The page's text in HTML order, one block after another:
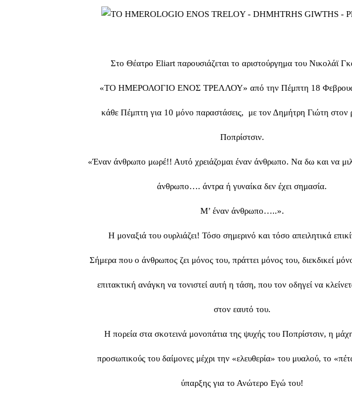
Στο Θέατρο Eliart παρουσιάζεται το αριστούργημα του Νικολάϊ
«ΤΟ ΗΜΕΡΟΛΟΓΙΟ ΕΝΟΣ ΤΡΕΛΛΟΥ» από την Πέμπτη 18
κάθε Πέμπτη για 10 μόνο παραστάσεις, με τον Δημήτρη Γιώτη στον
Ποπρίστσιν.
«Έναν άνθρωπο μωρέ!! Αυτό χρειάζομαι έναν άνθρωπο. Να δω και να
άνθρωπο…. άντρα ή γυναίκα δεν έχει σημασία.
Μ’ έναν άνθρωπο…..».
Η μοναξιά του ουρλιάζει! Τόσο σημερινό και τόσο απειλητικά
Σήμερα που ο άνθρωπος ζει μόνος του, πράττει μόνος του, διεκδικεί
επιτακτική ανάγκη να τονιστεί αυτή η τάση, που τον οδηγεί να
στον εαυτό του.
Η πορεία στα σκοτεινά μονοπάτια της ψυχής του Ποπρίστσιν, η
προσωπικούς του δαίμονες μέχρι την «ελευθερία» του μυαλού, το
ύπαρξης για το Ανώτερο Εγώ του!